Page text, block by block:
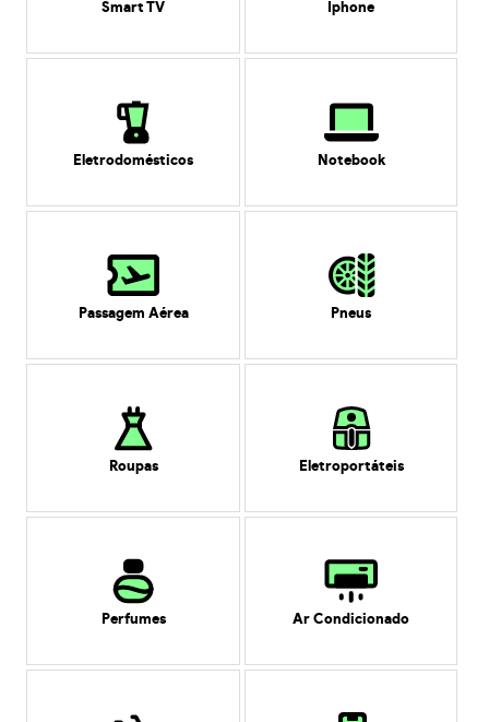
Smart TV Iphone
Eletrodomésticos Notebook
Passagem Aérea Pneus
Roupas Eletroportáteis
Perfumes Ar Condicionado